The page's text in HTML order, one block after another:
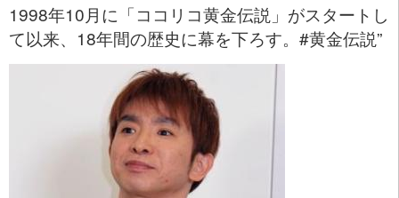
1998年10月に「ココリコ黄金伝説」がスタートし
て以来、18年間の歴史に幕を下ろす。#黄金伝説”